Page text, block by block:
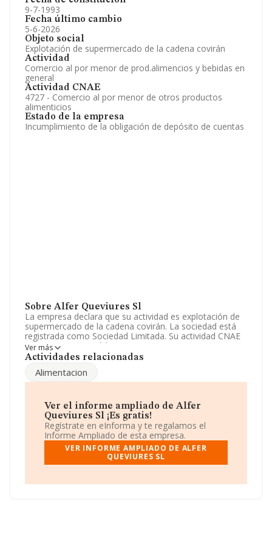
9-7-1993
Fecha último cambio
5-6-2026
Objeto social
Explotación de supermercado de la cadena covirán
Actividad
Comercio al por menor de prod.alimencios y bebidas en
general
Actividad CNAE
4727 - Comercio al por menor de otros productos
alimenticios
Estado de la empresa
Incumplimiento de la obligación de depósito de cuentas
Sobre Alfer Queviures Sl
La empresa declara que su actividad es explotación de
supermercado de la cadena covirán. La sociedad está
registrada como Sociedad Limitada. Su actividad CNAE
es '%cnae%' con código 4727. La empresa no tiene
actividad en mercados exteriores.
El número de empleados ha crecido un 14% y
atendiendo a los datos disponibles en INFORMA, el
debajo de la media de sector.
Su email esalfer@grupouni2.com.
La empresaAlfer Queviures S.L, con CIF B60333788,
está situada en Calle Castillejos núm. 301 Bajo, (08025),
en el municipio de Barcelona, Cataluña.
En relación con el sector y disponiendo de los datos de
Ver más
Actividades relacionadas
Alimentacion
Ver el informe ampliado de Alfer
Queviures Sl ¡Es gratis!
Regístrate en eInforma y te regalamos el
Informe Ampliado de esta empresa.
VER INFORME AMPLIADO DE ALFER
QUEVIURES SL